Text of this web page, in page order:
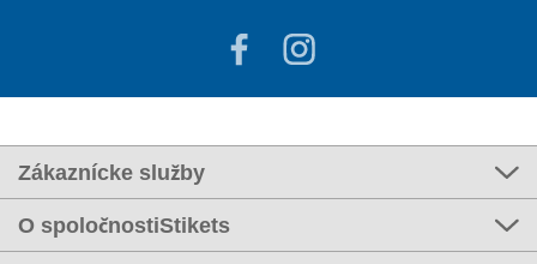
Zákaznícke služby
O spoločnostiStikets